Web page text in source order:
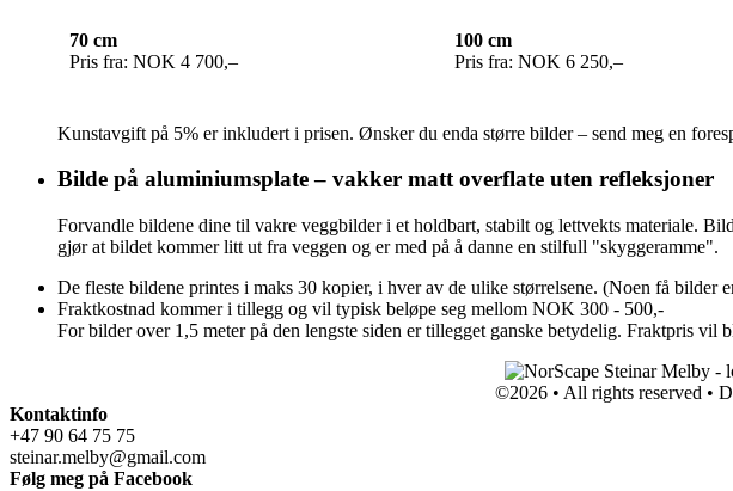
70 cm
Pris fra: NOK 4 700,–
100 cm
Pris fra: NOK 6 250,–
Kunstavgift på 5% er inkludert i prisen. Ønsker du enda større bilder – send meg en
Bilde på aluminiumsplate – vakker matt overflate uten refleksjoner
Forvandle bildene dine til vakre veggbilder i et holdbart, stabilt og lettvekts materiale.
gjør at bildet kommer litt ut fra veggen og er med på å danne en stilfull "skyggeramme".
De fleste bildene printes i maks 30 kopier, i hver av de ulike størrelsene. (Noen få bilder
Fraktkostnad kommer i tillegg og vil typisk beløpe seg mellom NOK 300 - 500,-
For bilder over 1,5 meter på den lengste siden er tillegget ganske betydelig. Fraktpris vil
©2026 • All rights reserved •
Kontaktinfo
+47 90 64 75 75
steinar.melby@gmail.com
Følg meg på Facebook